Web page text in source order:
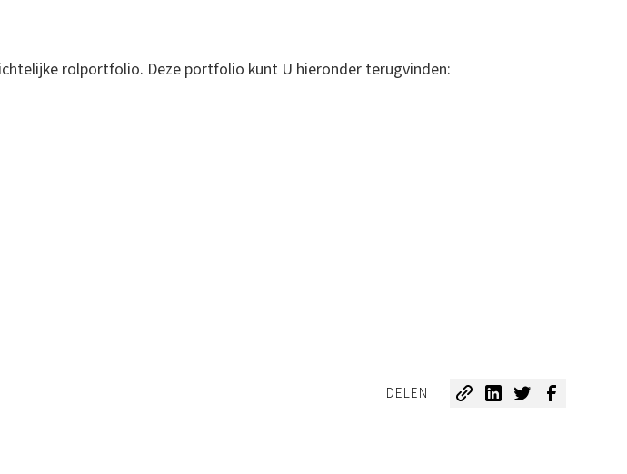
rolportfolio. Deze portfolio kunt U hieronder terugvinden:
DELEN